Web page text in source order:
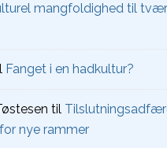
mangfoldighed til
Fanget i en hadkultur?
til
nye rammer